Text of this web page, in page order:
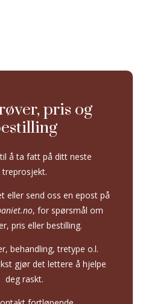
pris og
å ta fatt på ditt neste
treprosjekt.
eller send oss en epost på
, for spørsmål om
pris eller bestilling.
behandling, tretype o.l.
gjør det lettere å hjelpe
deg raskt.